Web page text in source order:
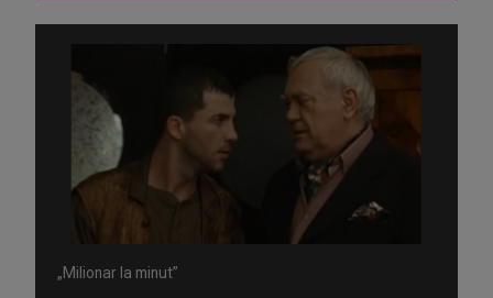
„Milionar la minut”